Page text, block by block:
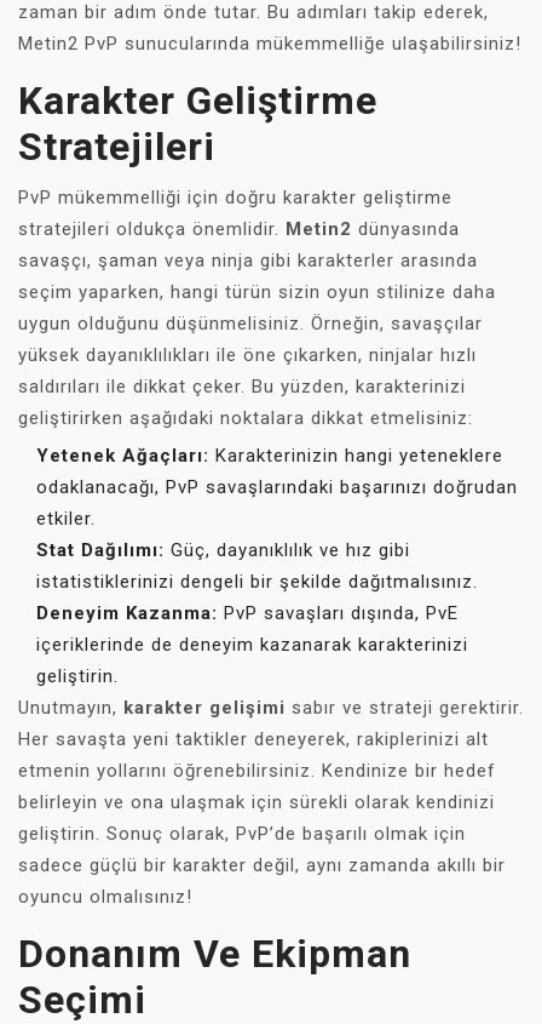
zaman bir adım önde tutar. Bu adımları takip ederek,
Metin2 PvP sunucularında mükemmelliğe ulaşabilirsiniz!
Karakter Geliştirme
Stratejileri
PvP mükemmelliği için doğru karakter geliştirme
stratejileri oldukça önemlidir. Metin2 dünyasında
savaşçı, şaman veya ninja gibi karakterler arasında
seçim yaparken, hangi türün sizin oyun stilinize daha
uygun olduğunu düşünmelisiniz. Örneğin, savaşçılar
yüksek dayanıklılıkları ile öne çıkarken, ninjalar hızlı
saldırıları ile dikkat çeker. Bu yüzden, karakterinizi
geliştirirken aşağıdaki noktalara dikkat etmelisiniz:
Yetenek Ağaçları: Karakterinizin hangi yeteneklere
odaklanacağı, PvP savaşlarındaki başarınızı doğrudan
etkiler.
Stat Dağılımı: Güç, dayanıklılık ve hız gibi
istatistiklerinizi dengeli bir şekilde dağıtmalısınız.
Deneyim Kazanma: PvP savaşları dışında, PvE
içeriklerinde de deneyim kazanarak karakterinizi
geliştirin.
Unutmayın, karakter gelişimi sabır ve strateji gerektirir.
Her savaşta yeni taktikler deneyerek, rakiplerinizi alt
etmenin yollarını öğrenebilirsiniz. Kendinize bir hedef
belirleyin ve ona ulaşmak için sürekli olarak kendinizi
geliştirin. Sonuç olarak, PvP’de başarılı olmak için
sadece güçlü bir karakter değil, aynı zamanda akıllı bir
oyuncu olmalısınız!
Donanım Ve Ekipman
Seçimi